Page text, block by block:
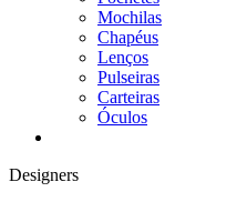
Mochilas
Chapéus
Lenços
Pulseiras
Carteiras
Óculos
Designers